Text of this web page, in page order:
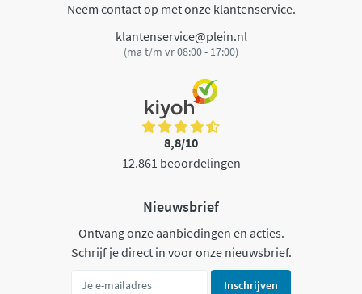
Neem contact op met onze klantenservice.
klantenservice@plein.nl
(ma t/m vr 08:00 - 17:00)
8,8/10
12.861 beoordelingen
Nieuwsbrief
Ontvang onze aanbiedingen en acties.
Schrijf je direct in voor onze nieuwsbrief.
Inschrijven